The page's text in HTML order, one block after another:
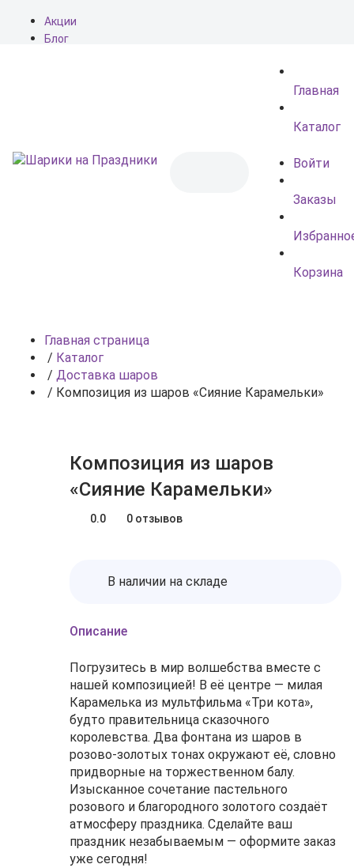
Акции
Блог
Главная
Каталог
Войти
Заказы
Корзина
Главная страница
/ Каталог
/ Доставка шаров
/ Композиция из шаров «Сияние Карамельки»
Композиция из шаров
«Сияние Карамельки»
0.0 0 отзывов
В наличии на складе
Описание
Погрузитесь в мир волшебства вместе с
нашей композицией! В её центре — милая
Карамелька из мультфильма «Три кота»,
будто правительница сказочного
королевства. Два фонтана из шаров в
розово‑золотых тонах окружают её, словно
придворные на торжественном балу.
Изысканное сочетание пастельного
розового и благородного золотого создаёт
атмосферу праздника. Сделайте ваш
праздник незабываемым — оформите заказ
уже сегодня!